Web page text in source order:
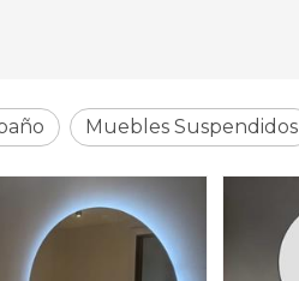
Muebles Suspendidos